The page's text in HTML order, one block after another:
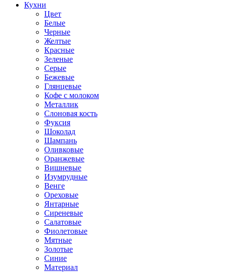
Кухни
Цвет
Белые
Черные
Желтые
Красные
Зеленые
Серые
Бежевые
Глянцевые
Кофе с молоком
Металлик
Слоновая кость
Фуксия
Шоколад
Шампань
Оливковые
Оранжевые
Вишневые
Изумрудные
Венге
Ореховые
Янтарные
Сиреневые
Салатовые
Фиолетовые
Мятные
Золотые
Синие
Материал